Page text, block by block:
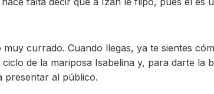
currado. Cuando llegas, ya te sientes
de la mariposa Isabelina y, para darte
presentar al público.